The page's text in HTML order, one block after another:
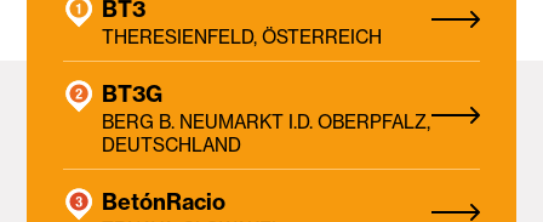
BT3
THERESIENFELD, ÖSTERREICH
BT3G
BERG B. NEUMARKT I.D. OBERPFALZ,
DEUTSCHLAND
BetónRacio